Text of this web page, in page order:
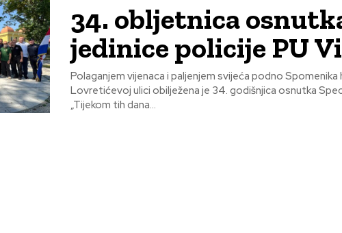
34. obljetnica
jedinice policije PU
Polaganjem vijenaca i paljenjem svijeća podno
Lovretićevoj ulici obilježena je 34. godišnjica osnutka
„Tijekom tih dana...